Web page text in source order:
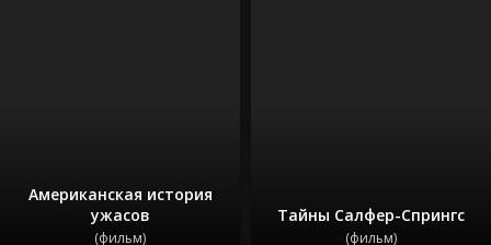
Американская история
ужасов
(фильм)
Тайны Салфер-Спрингс
(фильм)